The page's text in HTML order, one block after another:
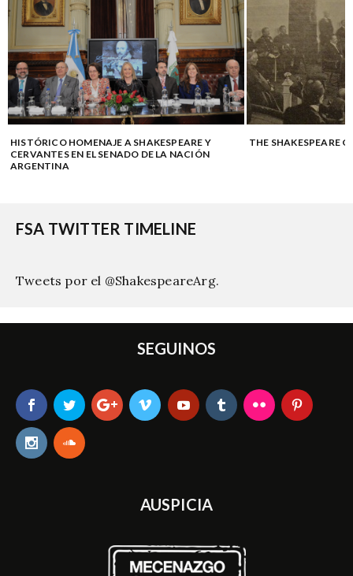
HISTÓRICO HOMENAJE A SHAKESPEARE Y
CERVANTES EN EL SENADO DE LA NACIÓN
ARGENTINA
THE SHAKESPEARE
FSA TWITTER TIMELINE
Tweets por el @ShakespeareArg.
SEGUINOS
AUSPICIA